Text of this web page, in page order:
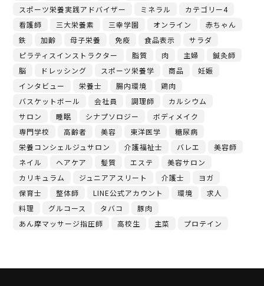
スポーツ栄養実践アドバイザー
ミネラル
カテゴリー4
看護師
三大栄養素 三幸学園 オンライン
赤ちゃん
鉄
加齢 母子栄養 免疫 食品表示
サラダ
ピラティスインストラクター
脂質 肉 主婦
鍼灸師
脳
ドレッシング スポーツ栄養学 商品
妊娠
インタビュー
栄養士 腸内環境
鶏肉
バスケットボール
会社員 調理師
カルシウム
サロン
睡眠 シナプソロジー
ボディメイク
専門学校
高齢者 美容 東洋医学
糖尿病
栄養コンシェルジュサロン
介護福祉士 バレエ
美容師
ネイル
ヘアケア 髪質 エステ
美容サロン
カリキュラム
ジュニアアスリート 介護士
ヨガ
保育士
整体師 LINE公式アカウント 環境
求人
料理
グルコース タバコ
豚肉
あん摩マッサージ指圧師
高校生 主菜 プロテイン